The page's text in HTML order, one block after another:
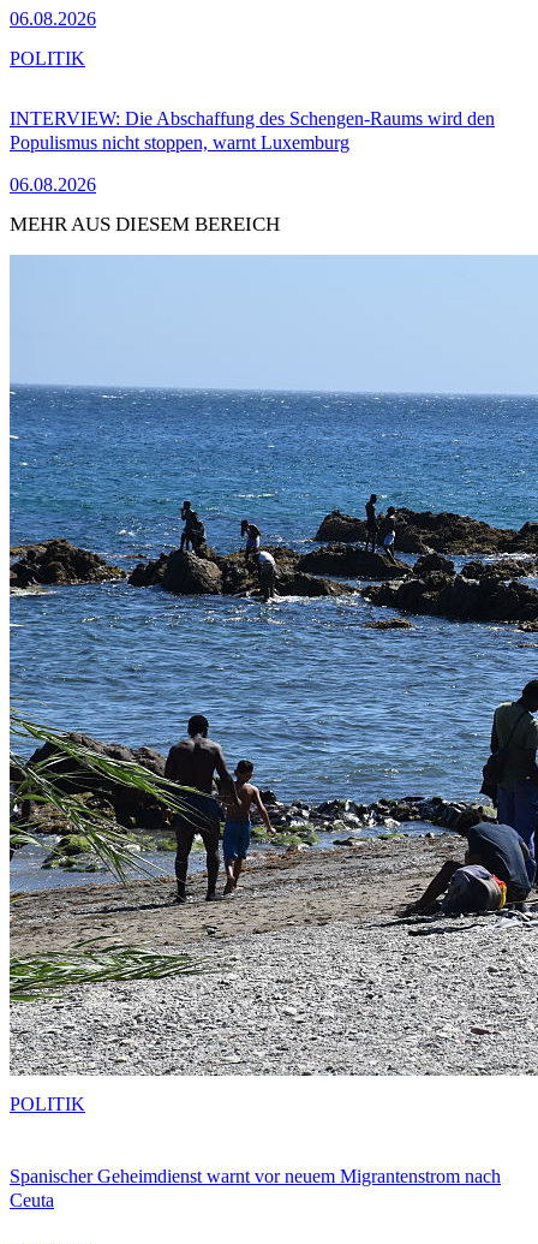
06.08.2026
INTERVIEW: Die Abschaffung des Schengen-Raums wird den
Populismus nicht stoppen, warnt Luxemburg
06.08.2026
POLITIK
MEHR AUS DIESEM BEREICH
Spanischer Geheimdienst warnt vor neuem Migrantenstrom nach
Ceuta
POLITIK